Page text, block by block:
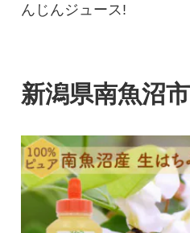
んじんジュース!
新潟県南魚沼